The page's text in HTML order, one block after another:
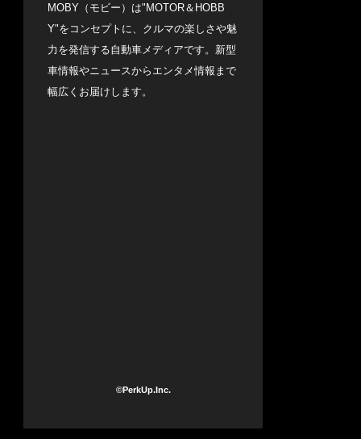
MOBY（モビー）は"MOTOR＆HOBB
Y"をコンセプトに、クルマの楽しさや魅
力を発信する自動車メディアです。新型
車情報やニュースからエンタメ情報まで
幅広くお届けします。
©PerkUp.Inc.